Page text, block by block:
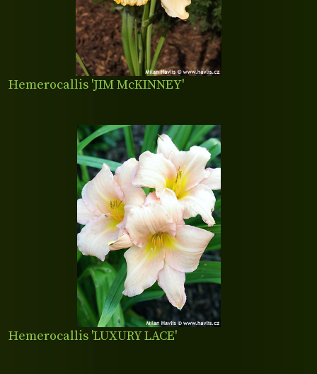
Hemerocallis 'JIM McKINNEY'
Hemerocallis 'LUXURY LACE'